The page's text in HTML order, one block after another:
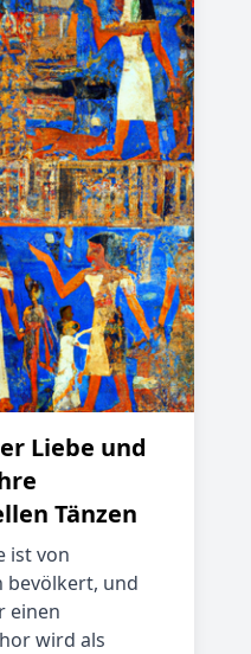
Liebe und
Tänzen
ist von
bevölkert, und
einen
wird als